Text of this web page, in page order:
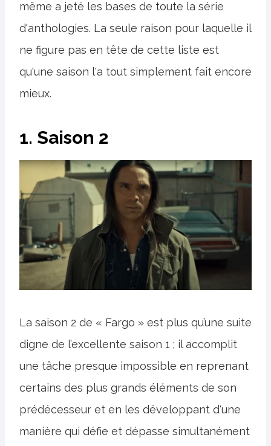
même a jeté les bases de toute la série
d'anthologies. La seule raison pour laquelle il
ne figure pas en tête de cette liste est
qu'une saison l'a tout simplement fait encore
mieux.
1. Saison 2
La saison 2 de « Fargo » est plus qu’une suite
digne de l’excellente saison 1 ; il accomplit
une tâche presque impossible en reprenant
certains des plus grands éléments de son
prédécesseur et en les développant d'une
manière qui défie et dépasse simultanément